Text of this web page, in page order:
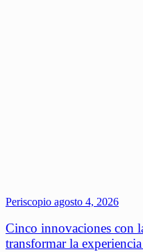
Periscopio agosto 4, 2026
Cinco innovaciones con
transformar la